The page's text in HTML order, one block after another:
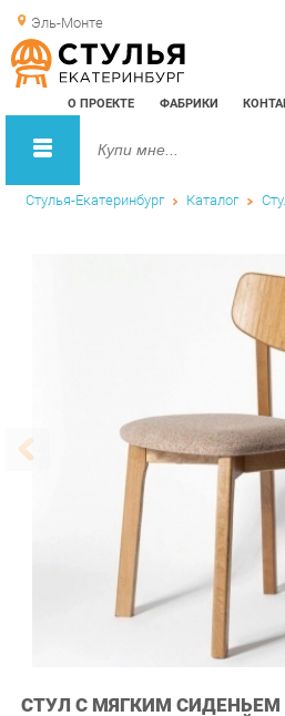
Эль-Монте
О ПРОЕКТЕ ФАБРИКИ
Стулья-Екатеринбург Каталог
СТУЛ С МЯГКИМ СИДЕНЬЕМ
ЖАККАРД ДУБ ЗОЛОТОЙ